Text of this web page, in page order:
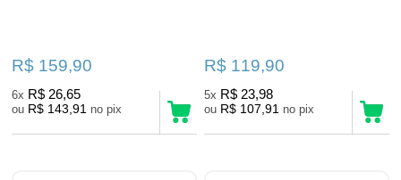
R$ 159,90
6x R$ 26,65
ou R$ 143,91 no pix
R$ 119,90
5x R$ 23,98
ou R$ 107,91 no pix